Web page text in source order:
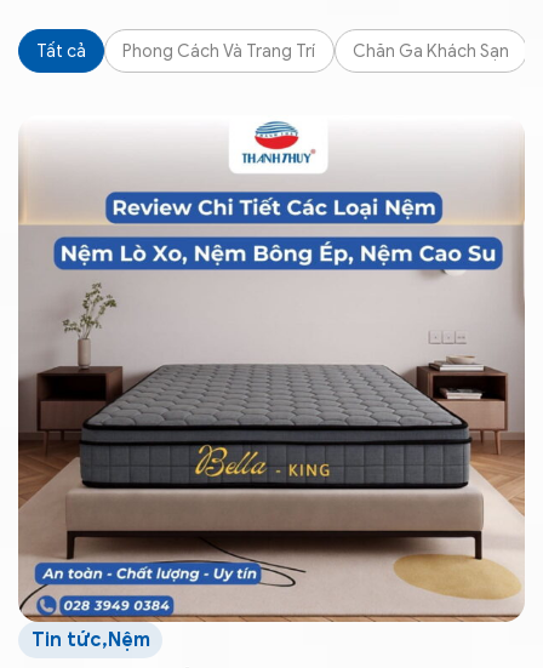
Tất cả Phong Cách Và Trang Trí Chăn Ga Khách Sạn
Tin tức,Nệm